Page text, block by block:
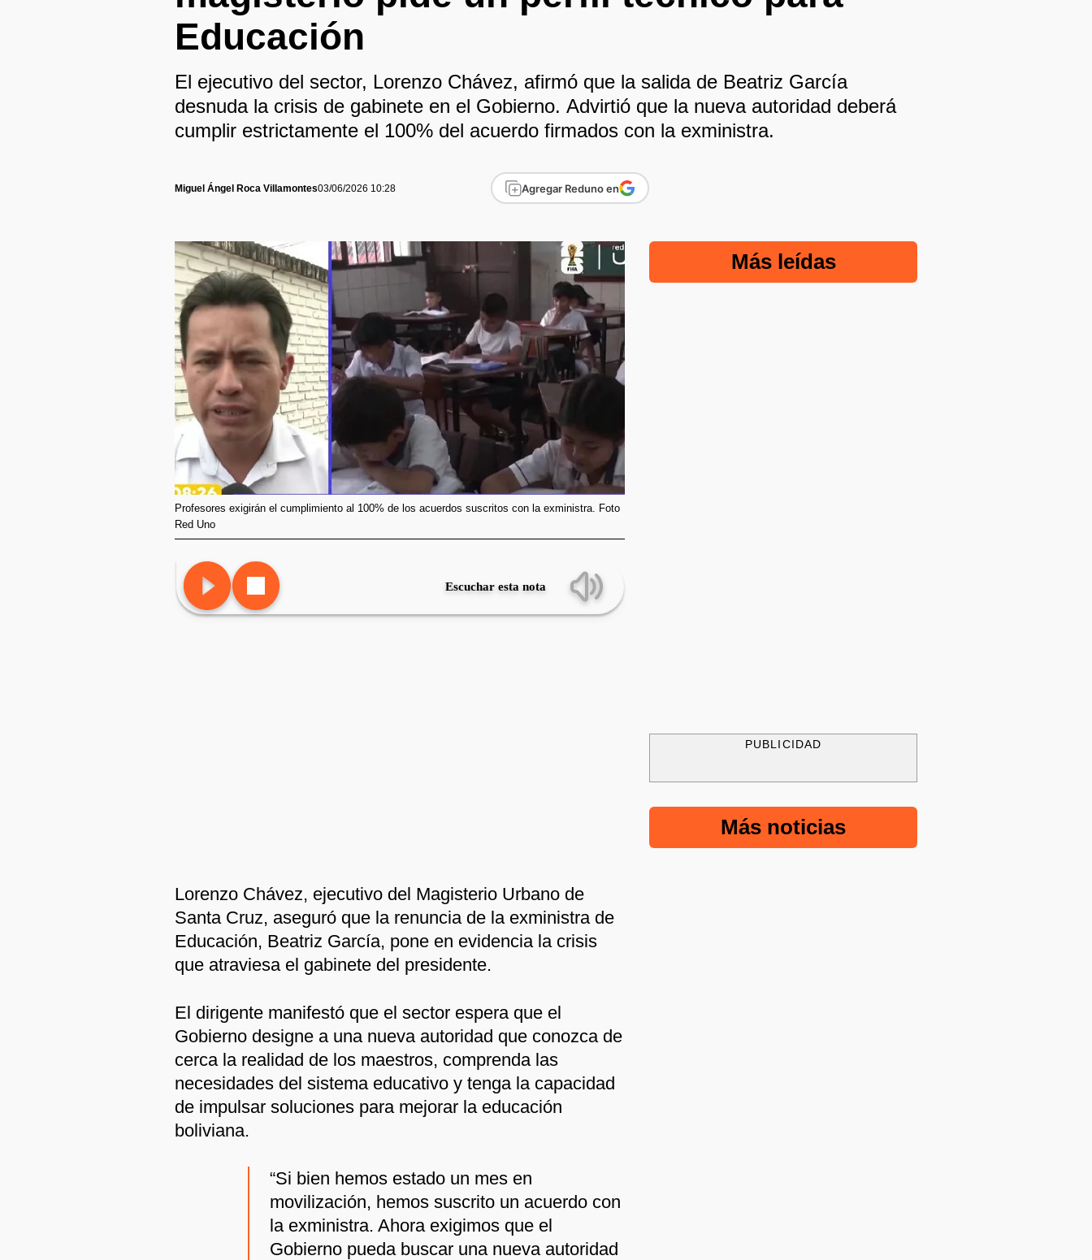
Educación
El ejecutivo del sector, Lorenzo Chávez, afirmó que la salida de Beatriz García
desnuda la crisis de gabinete en el Gobierno. Advirtió que la nueva autoridad deberá
cumplir estrictamente el 100% del acuerdo firmados con la exministra.
Miguel Ángel Roca Villamontes03/06/2026 10:28 Agregar Reduno en
Profesores exigirán el cumplimiento al 100% de los acuerdos suscritos con la exministra. Foto
Red Uno
Escuchar esta nota
Lorenzo Chávez, ejecutivo del Magisterio Urbano de
Santa Cruz, aseguró que la renuncia de la exministra de
Educación, Beatriz García, pone en evidencia la crisis
que atraviesa el gabinete del presidente.
El dirigente manifestó que el sector espera que el
Gobierno designe a una nueva autoridad que conozca de
cerca la realidad de los maestros, comprenda las
necesidades del sistema educativo y tenga la capacidad
de impulsar soluciones para mejorar la educación
boliviana.
“Si bien hemos estado un mes en
movilización, hemos suscrito un acuerdo con
la exministra. Ahora exigimos que el
Gobierno pueda buscar una nueva autoridad
Más leídas
PUBLICIDAD
Más noticias